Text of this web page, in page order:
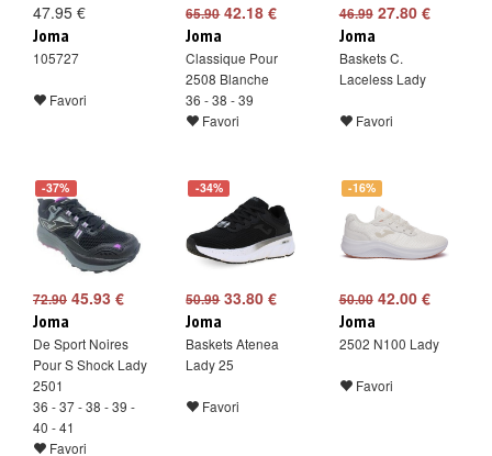
47.95 €
Joma
105727
Favori
65.9042.18 €
Joma
Classique Pour
2508 Blanche
36 - 38 - 39
Favori
46.9927.80 €
Joma
Baskets C.
Laceless Lady
Favori
-37%
72.90 45.93 €
Joma
De Sport Noires
Pour S Shock Lady
2501
36 - 37 - 38 - 39 -
40 - 41
Favori
-34%
50.9933.80 €
Joma
Baskets Atenea
Lady 25
Favori
-16%
50.0042.00 €
Joma
2502 N100 Lady
Favori